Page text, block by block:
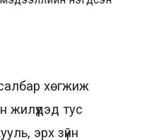
хөгжиж
жилүүдэд тус
эрх зүйн